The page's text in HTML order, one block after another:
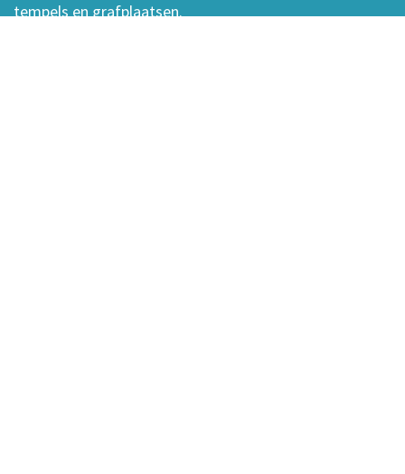
tempels en grafplaatsen.